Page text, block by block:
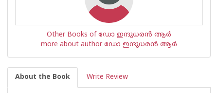
Other Books of ഡോ ഇന്ദുധരൻ ആർ
more about author ഡോ ഇന്ദുധരൻ ആർ
About the Book Write Review